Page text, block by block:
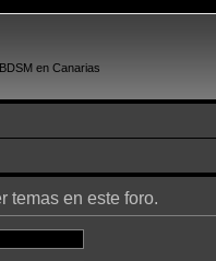
en Canarias
temas en este foro.